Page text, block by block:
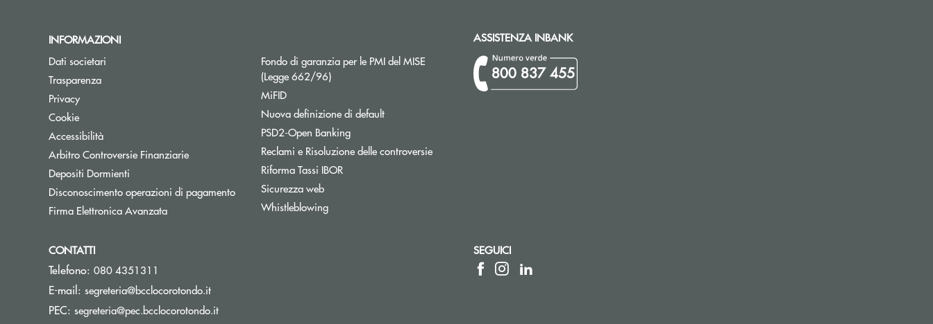
INFORMAZIONI
Dati societari
Trasparenza
Privacy
Cookie
Accessibilità
Arbitro Controversie FinanziarieApre una nuova finestra
Depositi Dormienti
Disconoscimento operazioni di pagamento
Firma Elettronica Avanzata
Fondo di garanzia per le PMI del MISE
(Legge 662/96)Apre una nuova finestra
MiFID
Nuova definizione di default
PSD2-Open BankingApre una nuova finestra
Reclami e Risoluzione delle controversie
Riforma Tassi IBOR
Sicurezza web
Whistleblowing
ASSISTENZA INBANK
800 837 455
CONTATTI
Telefono: 080 4351311
E-mail: segreteria@bcclocorotondo.it(si apre l’app di posta elettronica)
PEC: segreteria@pec.bcclocorotondo.it(si apre l’app di posta elettronica)
SEGUICI